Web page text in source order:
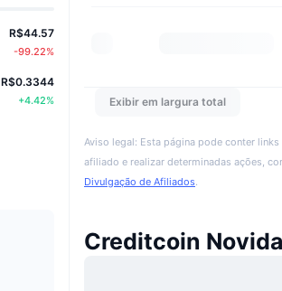
R$44.57
-99.22%
R$0.3344
+4.42% Exibir em largura total
Aviso legal: Esta página pode conter
afiliado e realizar determinadas ações,
Divulgação de Afiliados.
Creditcoin